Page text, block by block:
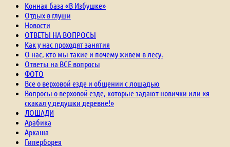
Конная база «В Избушке»
Отдых в глуши
Новости
ОТВЕТЫ НА ВОПРОСЫ
Как у нас проходят занятия
О нас, кто мы такие и почему живем в лесу.
Ответы на ВСЕ вопросы
ФОТО
Все о верховой езде и общении с лошадью
Вопросы о верховой езде, которые задают новички или «я
скакал у дедушки деревне!»
ЛОШАДИ
Арабика
Аркаша
Гиперборея